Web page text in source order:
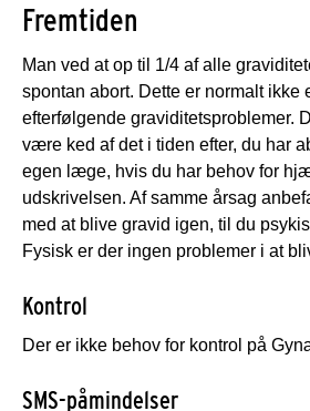
Fremtiden
Man ved at op til 1/4 af alle
spontan abort. Dette er normalt ikke
efterfølgende graviditetsproblemer.
være ked af det i tiden efter, du har
egen læge, hvis du har behov for
udskrivelsen. Af samme årsag
med at blive gravid igen, til du
Fysisk er der ingen problemer i at
Kontrol
Der er ikke behov for kontrol på
SMS-påmindelser